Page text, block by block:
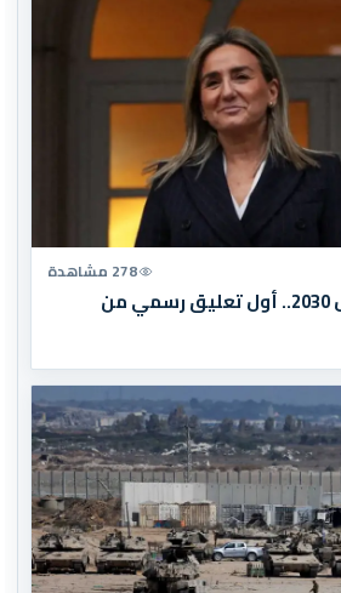
278 مشاهدة
جدل نهائي مونديال 2030.. أول تعليق رسمي من